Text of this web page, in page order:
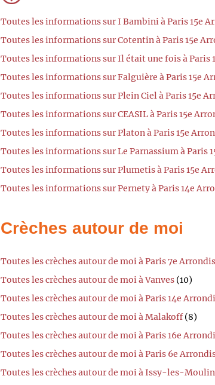
Toutes les informations sur I Bambini à Paris 15e
Toutes les informations sur Cotentin à Paris 15e
Toutes les informations sur Il était une fois à Paris
Toutes les informations sur Falguière à Paris 15e
Toutes les informations sur Plein Ciel à Paris 15e
Toutes les informations sur CEASIL à Paris 15e
Toutes les informations sur Platon à Paris 15e
Toutes les informations sur Le Parnassium à Paris
Toutes les informations sur Plumetis à Paris 15e
Toutes les informations sur Pernety à Paris 14e
Crèches autour de moi
Toutes les crèches autour de moi à Paris 7e
Toutes les crèches autour de moi à Vanves (10)
Toutes les crèches autour de moi à Paris 14e
Toutes les crèches autour de moi à Malakoff(8)
Toutes les crèches autour de moi à Paris 16e
Toutes les crèches autour de moi à Paris 6e
Toutes les crèches autour de moi à Issy-les-